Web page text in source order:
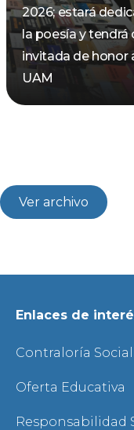
2026; estará
la poesía y tendrá
invitada de honor
UAM
Ver archivo
Enlaces de
Contraloría Social
Oferta Educativa
Responsabilidad